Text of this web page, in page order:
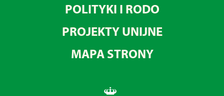
POLITYKI I RODO
PROJEKTY UNIJNE
MAPA STRONY